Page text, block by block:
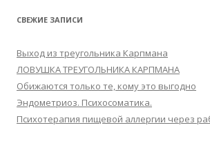
СВЕЖИЕ ЗАПИСИ
Выход из треугольника Карпмана
ЛОВУШКА ТРЕУГОЛЬНИКА КАРПМАНА
Обижаются только те, кому это выгодно
Эндометриоз. Психосоматика.
Психотерапия пищевой аллергии через